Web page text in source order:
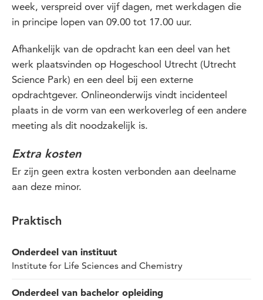
week, verspreid over vijf dagen, met werkdagen die
in principe lopen van 09.00 tot 17.00 uur.
Afhankelijk van de opdracht kan een deel van het
werk plaatsvinden op Hogeschool Utrecht (Utrecht
Science Park) en een deel bij een externe
opdrachtgever. Onlineonderwijs vindt incidenteel
plaats in de vorm van een werkoverleg of een andere
meeting als dit noodzakelijk is.
Extra kosten
Er zijn geen extra kosten verbonden aan deelname
aan deze minor.
Praktisch
Onderdeel van instituut
Institute for Life Sciences and Chemistry
Onderdeel van bachelor opleiding